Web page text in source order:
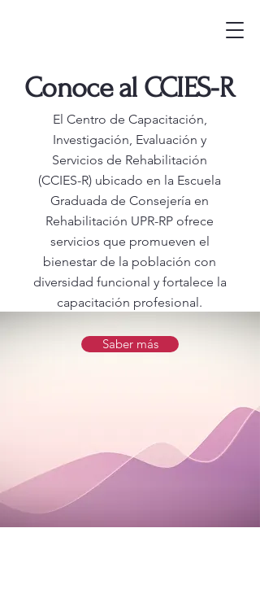
Conoce al CCIES-R
El Centro de Capacitación,
Investigación, Evaluación y
Servicios de Rehabilitación
(CCIES-R) ubicado en la Escuela
Graduada de Consejería en
Rehabilitación UPR-RP ofrece
servicios que promueven el
bienestar de la población con
diversidad funcional y fortalece la
capacitación profesional.
Saber más